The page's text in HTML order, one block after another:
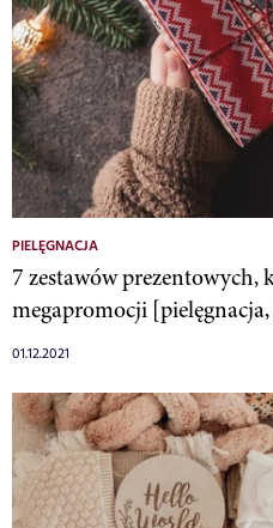
PIELĘGNACJA
7 zestawów prezentowych,
megapromocji
01.12.2021